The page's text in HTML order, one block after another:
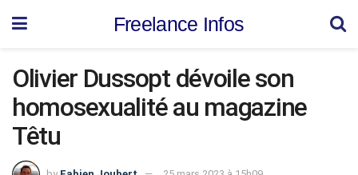
Freelance Infos
Olivier Dussopt dévoile son
homosexualité au magazine
Têtu